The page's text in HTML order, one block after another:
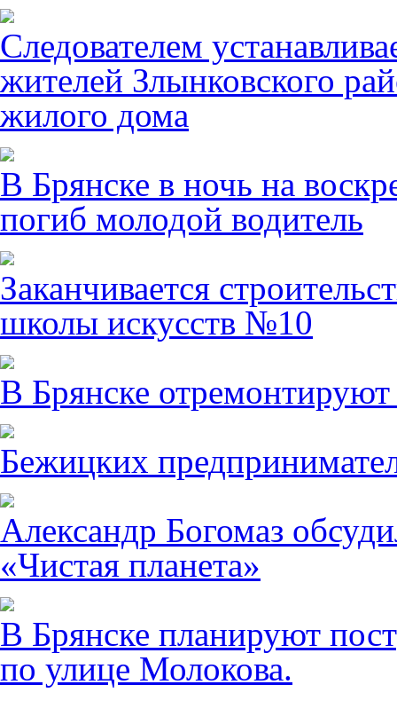
Следователем
жителей Злынковского
жилого дома
В Брянске в ночь на
погиб молодой водитель
Заканчивается
школы искусств №10
В Брянске
Бежицких
Александр Богомаз
«Чистая планета»
В Брянске планируют
по улице Молокова.